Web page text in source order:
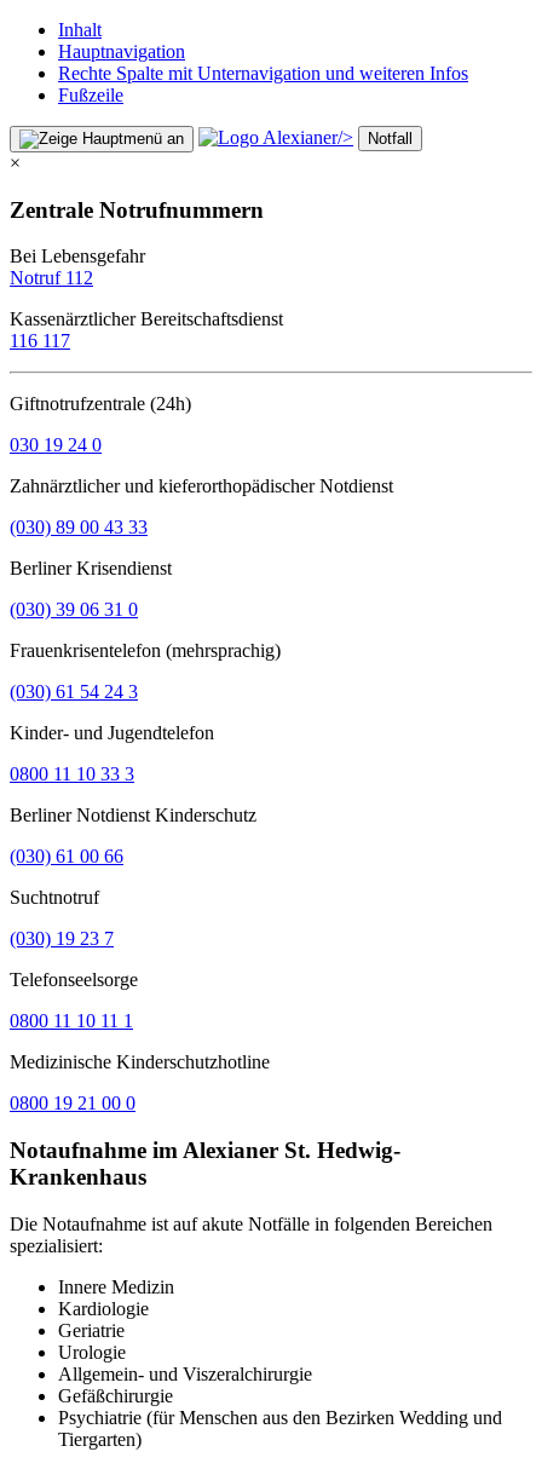
Inhalt
Hauptnavigation
Rechte Spalte mit Unternavigation und weiteren Infos
Fußzeile
/> Notfall
×
Zentrale Notrufnummern
Bei Lebensgefahr
Notruf 112
Kassenärztlicher Bereitschaftsdienst
116 117
Giftnotrufzentrale (24h)
030 19 24 0
Zahnärztlicher und kieferorthopädischer Notdienst
(030) 89 00 43 33
Berliner Krisendienst
(030) 39 06 31 0
Frauenkrisentelefon (mehrsprachig)
(030) 61 54 24 3
Kinder- und Jugendtelefon
0800 11 10 33 3
Berliner Notdienst Kinderschutz
(030) 61 00 66
Suchtnotruf
(030) 19 23 7
Telefonseelsorge
0800 11 10 11 1
Medizinische Kinderschutzhotline
0800 19 21 00 0
Notaufnahme im Alexianer St. Hedwig-
Krankenhaus
Die Notaufnahme ist auf akute Notfälle in folgenden Bereichen
spezialisiert:
Innere Medizin
Kardiologie
Geriatrie
Urologie
Allgemein- und Viszeralchirurgie
Gefäßchirurgie
Psychiatrie (für Menschen aus den Bezirken Wedding und
Tiergarten)